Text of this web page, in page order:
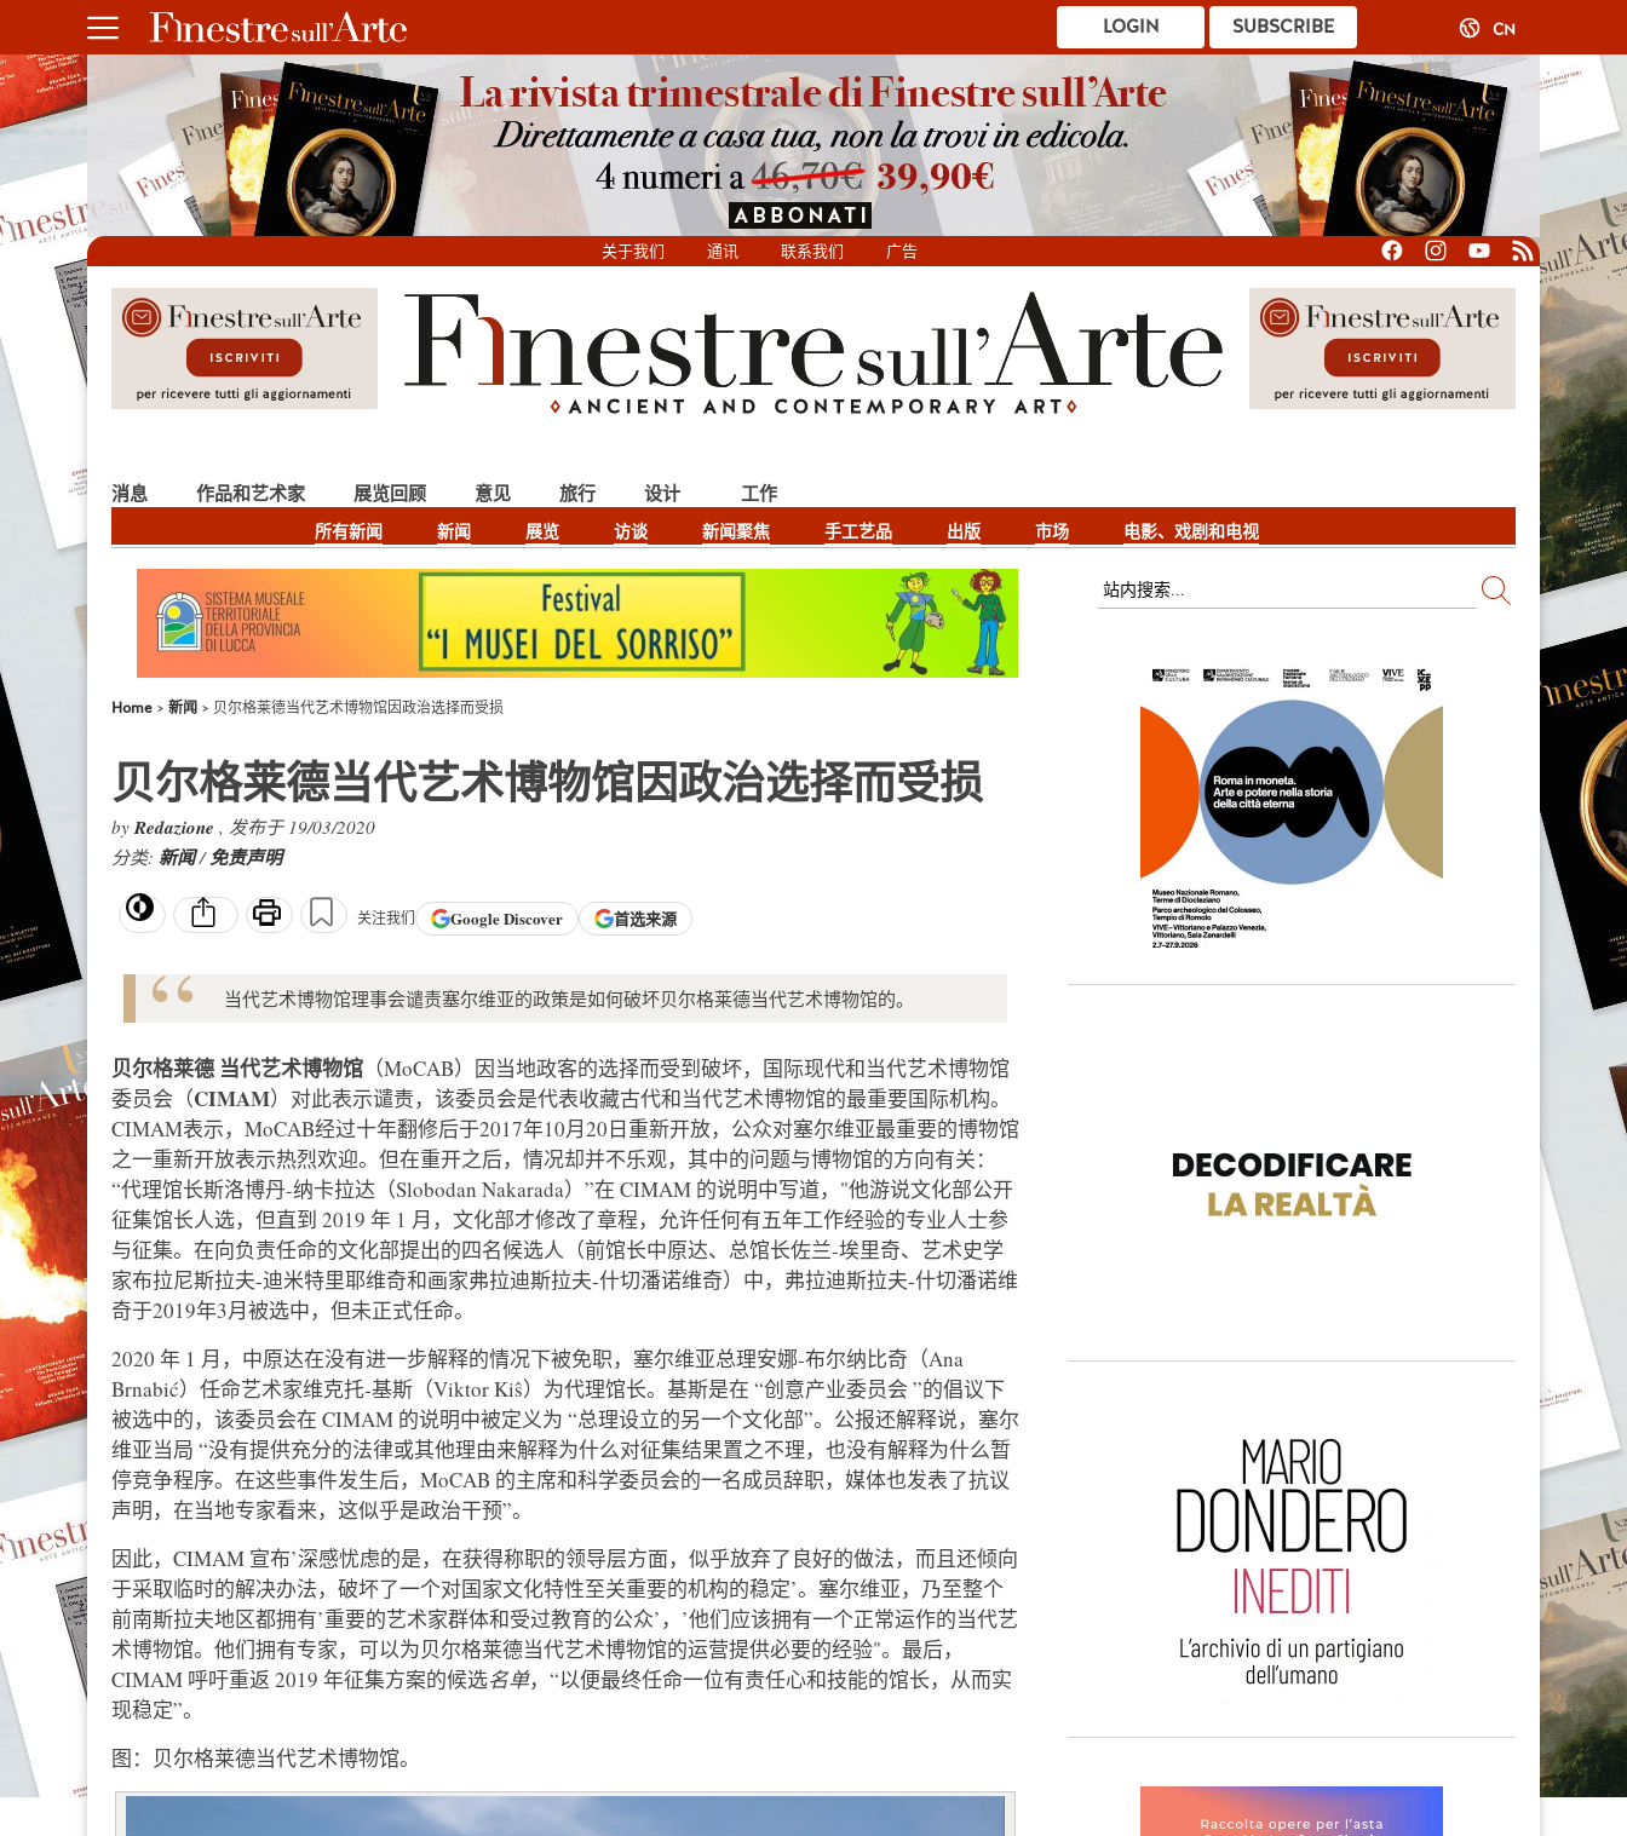
SUBSCRIBE
LOGIN CN
关于我们 通讯 联系我们 广告
消息
所有新闻 新闻 展览 访谈 新闻聚焦 手工艺品 出版 市场 电影、戏剧和电视
作品和艺术家 展览回顾 意见 旅行 设计 工作
Home 新闻 贝尔格莱德当代艺术博物馆因政治选择而受损
贝尔格莱德当代艺术博物馆因政治选择而受损
byRedazione , 发布于 19/03/2020
分类: 新闻/免责声明
关注我们 GoogleDiscover 首选来源
当代艺术博物馆理事会谴责塞尔维亚的政策是如何破坏贝尔格莱德当代艺术博物馆的。
贝尔格莱德 当代艺术博物馆 （MoCAB）因当地政客的选择而受到破坏，国际现代和当代艺术博物馆
委员会（CIMAM）对此表示谴责，该委员会是代表收藏古代和当代艺术博物馆的最重要国际机构。
CIMAM表示，MoCAB经过十年翻修后于2017年10月20日重新开放，公众对塞尔维亚最重要的博物馆
之一重新开放表示热烈欢迎。但在重开之后，情况却并不乐观，其中的问题与博物馆的方向有关：
“代理馆长斯洛博丹-纳卡拉达（Slobodan Nakarada）”在 CIMAM 的说明中写道，"他游说文化部公开
征集馆长人选，但直到 2019 年 1 月，文化部才修改了章程，允许任何有五年工作经验的专业人士参
与征集。在向负责任命的文化部提出的四名候选人（前馆长中原达、总馆长佐兰-埃里奇、艺术史学
家布拉尼斯拉夫-迪米特里耶维奇和画家弗拉迪斯拉夫-什切潘诺维奇）中，弗拉迪斯拉夫-什切潘诺维
奇于2019年3月被选中，但未正式任命。
2020 年 1 月，中原达在没有进一步解释的情况下被免职，塞尔维亚总理安娜-布尔纳比奇（Ana
Brnabić）任命艺术家维克托-基斯（Viktor Kiŝ）为代理馆长。基斯是在 “创意产业委员会 ”的倡议下
被选中的，该委员会在 CIMAM 的说明中被定义为 “总理设立的另一个文化部”。公报还解释说，塞尔
维亚当局 “没有提供充分的法律或其他理由来解释为什么对征集结果置之不理，也没有解释为什么暂
停竞争程序。在这些事件发生后，MoCAB 的主席和科学委员会的一名成员辞职，媒体也发表了抗议
声明，在当地专家看来，这似乎是政治干预”。
因此，CIMAM 宣布’深感忧虑的是，在获得称职的领导层方面，似乎放弃了良好的做法，而且还倾向
于采取临时的解决办法，破坏了一个对国家文化特性至关重要的机构的稳定’。塞尔维亚，乃至整个
前南斯拉夫地区都拥有’重要的艺术家群体和受过教育的公众’，’他们应该拥有一个正常运作的当代艺
术博物馆。他们拥有专家，可以为贝尔格莱德当代艺术博物馆的运营提供必要的经验"。最后，
CIMAM 呼吁重返 2019 年征集方案的候选名单，“以便最终任命一位有责任心和技能的馆长，从而实
现稳定”。
图：贝尔格莱德当代艺术博物馆。